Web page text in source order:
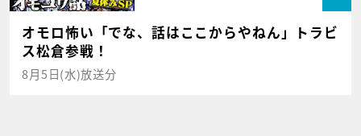
オモロ怖い「でな、話はここからやねん」トラビ
ス松倉参戦！
8月5日(水)放送分